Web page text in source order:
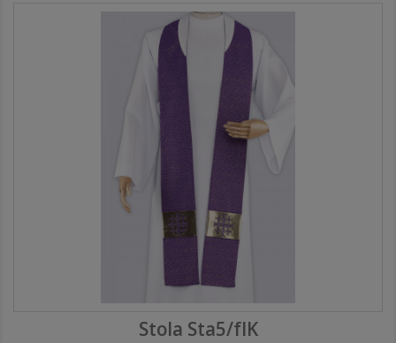
Stola Sta5/fIK